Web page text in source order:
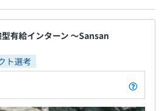
型有給インターン 〜Sansan
ト選考